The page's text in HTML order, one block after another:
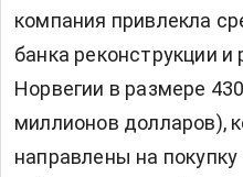
компания привлекла
банка реконструкции
Норвегии в размере
миллионов долларов),
направлены на